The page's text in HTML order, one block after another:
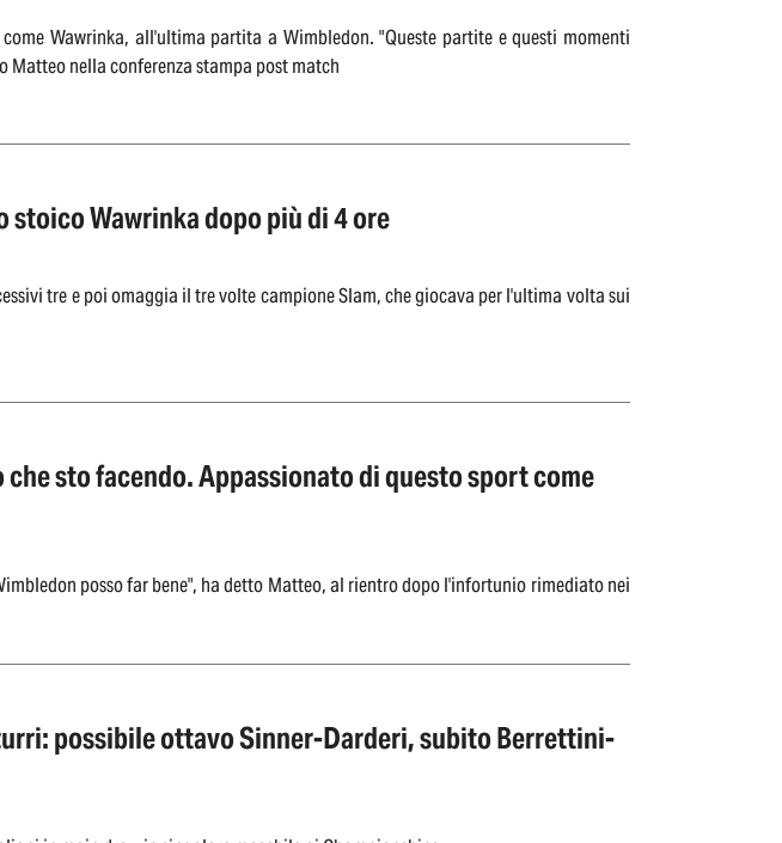
Wawrinka, all'ultima partita a Wimbledon. "Queste partite e questi momenti
nella conferenza stampa post match
Wawrinka dopo più di 4 ore
tre e poi omaggia il tre volte campione Slam, che giocava per l'ultima volta sui
sto facendo. Appassionato di questo sport come
posso far bene", ha detto Matteo, al rientro dopo l'infortunio rimediato nei
possibile ottavo Sinner-Darderi, subito Berrettini-